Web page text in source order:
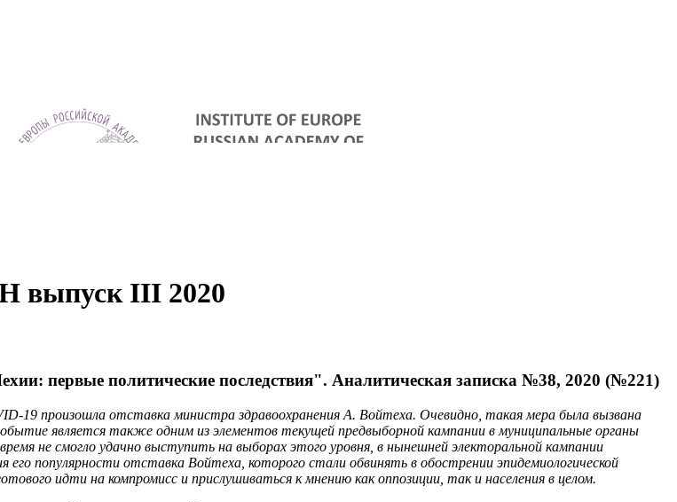
выпуск III 2020
первые политические последствия". Аналитическая записка №38, 2020 (№221)
19 произошла отставка министра здравоохранения А. Войтеха. Очевидно, такая мера была вызвана
является также одним из элементов текущей предвыборной кампании в муниципальные органы
не смогло удачно выступить на выборах этого уровня, в нынешней электоральной кампании
популярности отставка Войтеха, которого стали обвинять в обострении эпидемиологической
идти на компромисс и прислушиваться к мнению как оппозиции, так и населения в целом.